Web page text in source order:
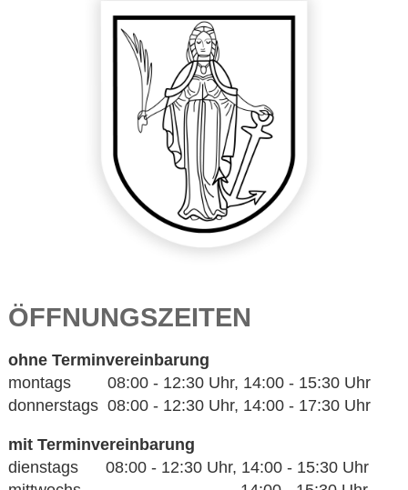
ÖFFNUNGSZEITEN
ohne Terminvereinbarung
montags 08:00 - 12:30 Uhr, 14:00 - 15:30 Uhr
donnerstags 08:00 - 12:30 Uhr, 14:00 - 17:30 Uhr
mit Terminvereinbarung
dienstags 08:00 - 12:30 Uhr, 14:00 - 15:30 Uhr